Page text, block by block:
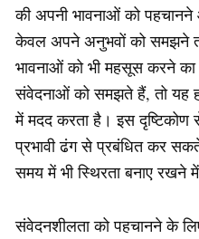
की अपनी भावनाओं को
केवल अपने अनुभवों को समझने
भावनाओं को भी महसूस करने
संवेदनाओं को समझते हैं, तो यह
में मदद करता है। इस
प्रभावी ढंग से प्रबंधित कर
समय में भी स्थिरता बनाए रखने
संवेदनशीलता को पहचानने के